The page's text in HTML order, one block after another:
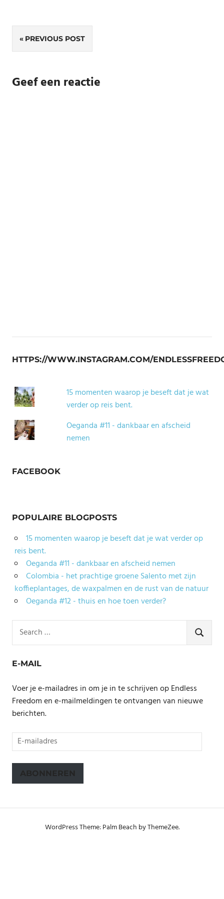
Bericht
navigatie
PREVIOUS POST
Geef een reactie
HTTPS://WWW.INSTAGRAM.COM/
15 momenten waarop je beseft dat je wat
verder op reis bent.
Oeganda #11 - dankbaar en afscheid
nemen
FACEBOOK
POPULAIRE BLOGPOSTS
15 momenten waarop je beseft dat je wat verder op
reis bent.
Oeganda #11 - dankbaar en afscheid nemen
Colombia - het prachtige groene Salento met zijn
koffieplantages, de waxpalmen en de rust van de natuur
Oeganda #12 - thuis en hoe toen verder?
for:
SEARCH
E-MAIL
Voer je e-mailadres in om je in te schrijven op Endless
Freedom en e-mailmeldingen te ontvangen van nieuwe
berichten.
E-
mailadres
ABONNEREN
WordPress Theme: Palm Beach by ThemeZee.